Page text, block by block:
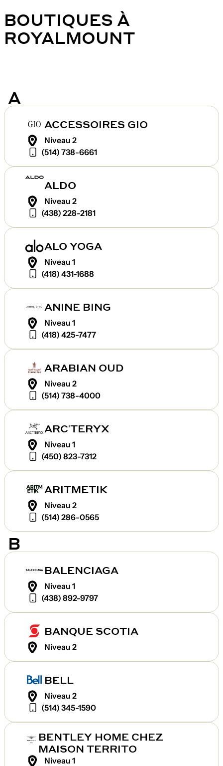
BOUTIQUES À
ROYALMOUNT
A
ACCESSOIRES GIO
Niveau 2
(514) 738-6661
ALDO
Niveau 2
(438) 228-2181
ALO YOGA
Niveau 1
(418) 431-1688
ANINE BING
Niveau 1
(418) 425-7477
ARABIAN OUD
Niveau 2
(514) 738-4000
ARC'TERYX
Niveau 1
(450) 823-7312
ARITMETIK
Niveau 2
(514) 286-0565
B
BALENCIAGA
Niveau 1
(438) 892-9797
BANQUE SCOTIA
Niveau 2
BELL
Niveau 2
(514) 345-1590
BENTLEY HOME CHEZ
MAISON TERRITO
Niveau 1